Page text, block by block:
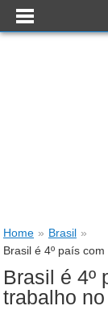
Home » Brasil »
Brasil é 4º país
Brasil é 4º
trabalho